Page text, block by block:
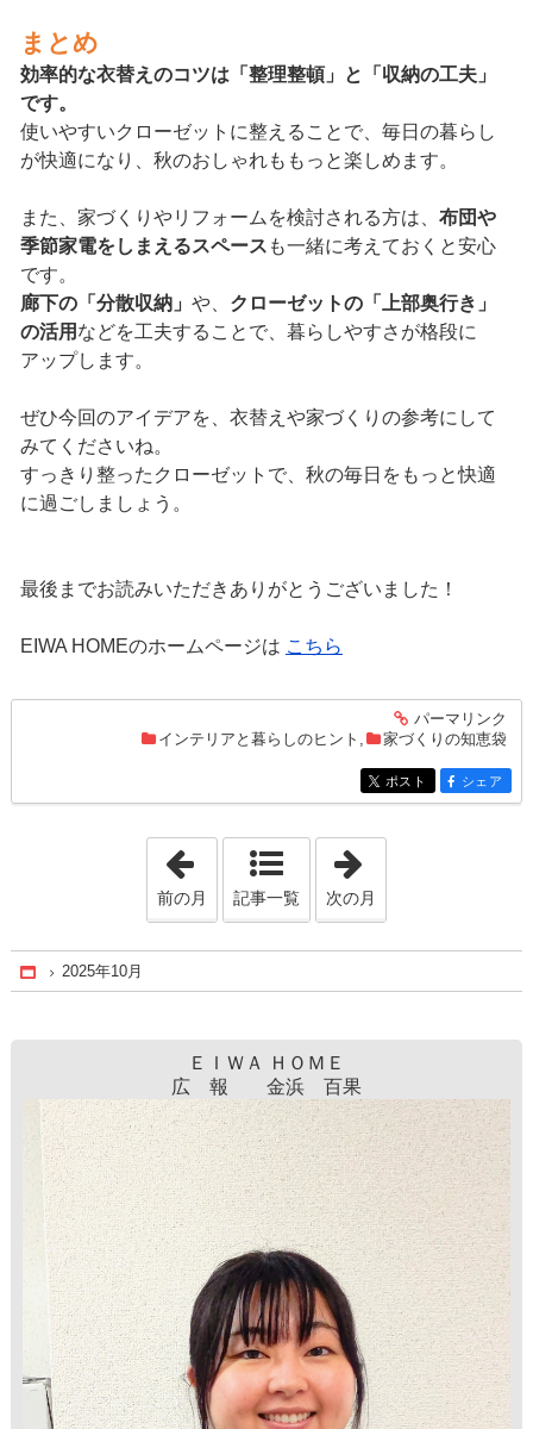
まとめ
効率的な衣替えのコツは「整理整頓」と「収納の工夫」
です。
使いやすいクローゼットに整えることで、毎日の暮らし
が快適になり、秋のおしゃれももっと楽しめます。
また、家づくりやリフォームを検討される方は、 布団や
季節家電をしまえるスペース も一緒に考えておくと安心
です。
廊下の「分散収納」 や、 クローゼットの「上部奥行き」
の活用 などを工夫することで、暮らしやすさが格段に
アップします。
ぜひ今回のアイデアを、衣替えや家づくりの参考にして
みてくださいね。
すっきり整ったクローゼットで、秋の毎日をもっと快適
に過ごしましょう。
最後までお読みいただきありがとうございました！
EIWA HOMEのホームページは こちら
entry256
パーマリンク
インテリアと暮らしのヒント , 家づくりの知恵袋
entry256
ポスト entry256
シェア
「2025年9月」
前の月 記事一覧 次の月
Home
2025年10月
ＥＩＷＡ ＨＯＭＥ
広 報 金浜 百果